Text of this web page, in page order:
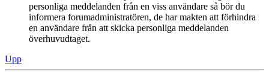
personliga meddelanden från en viss användare så bör du
informera forumadministratören, de har makten att förhindra
en användare från att skicka personliga meddelanden
överhuvudtaget.
Upp